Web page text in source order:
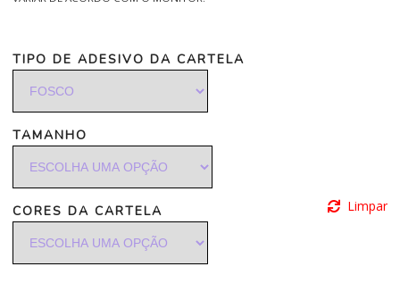
TIPO DE ADESIVO DA CARTELA
TAMANHO
CORES DA CARTELA Limpar